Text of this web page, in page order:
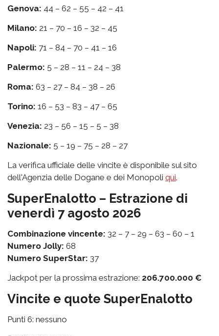
Genova: 44 – 62 – 55 – 42 – 41
Milano: 21 – 70 – 16 – 32 – 45
Napoli: 71 – 84 – 70 – 41 – 16
Palermo: 5 – 28 – 11 – 24 – 38
Roma: 63 – 27 – 84 – 38 – 26
Torino: 16 – 53 – 83 – 47 – 65
Venezia: 23 – 56 – 15 – 5 – 38
Nazionale: 5 – 19 – 75 – 28 – 27
La verifica ufficiale delle vincite è disponibile sul sito
dell'Agenzia delle Dogane e dei Monopoli qui.
SuperEnalotto – Estrazione di
venerdì 7 agosto 2026
Combinazione vincente: 32 – 7 – 29 – 63 – 60 – 1
Numero Jolly: 68
Numero SuperStar: 37
Jackpot per la prossima estrazione: 206.700.000 €
Vincite e quote SuperEnalotto
Punti 6: nessuno